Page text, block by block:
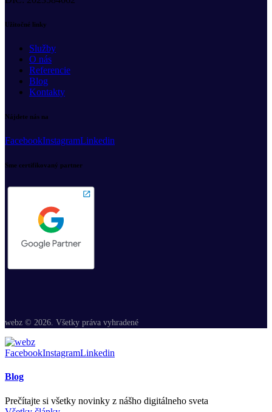
Užitočné linky
Služby
O nás
Referencie
Blog
Kontakty
Nájdete nás na
FacebookInstagramLinkedin
Sme certifikovaný partner
webz © 2026. Všetky práva vyhradené
FacebookInstagramLinkedin
Blog
Prečítajte si všetky novinky z nášho digitálneho sveta